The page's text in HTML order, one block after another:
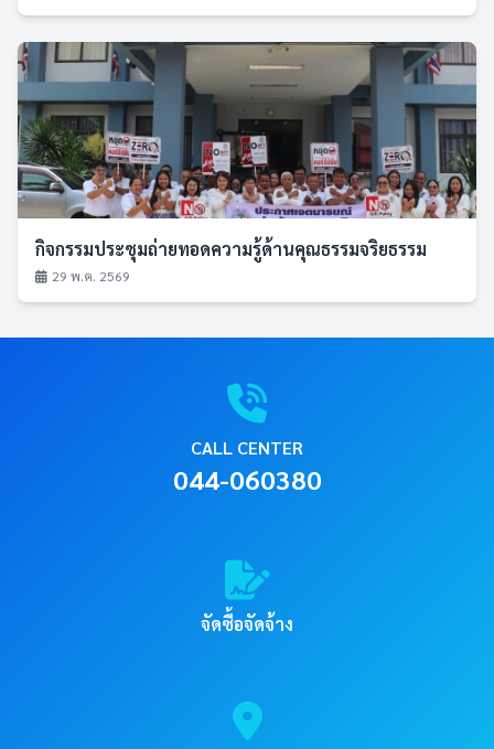
กิจกรรมประชุมถ่ายทอดความรู้ด้านคุณธรรมจริยธรรม
29 พ.ค. 2569
CALL CENTER
044-060380
จัดซื้อจัดจ้าง